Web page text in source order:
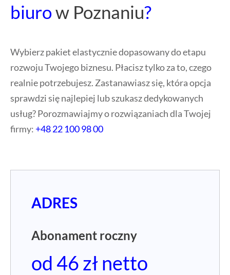
biurow Poznaniu?
Wybierz pakiet elastycznie dopasowany do etapu
rozwoju Twojego biznesu. Płacisz tylko za to, czego
realnie potrzebujesz. Zastanawiasz się, która opcja
sprawdzi się najlepiej lub szukasz dedykowanych
usług? Porozmawiajmy o rozwiązaniach dla Twojej
firmy:+48 22 100 98 00
ADRES
Abonament roczny
od 46 zł netto